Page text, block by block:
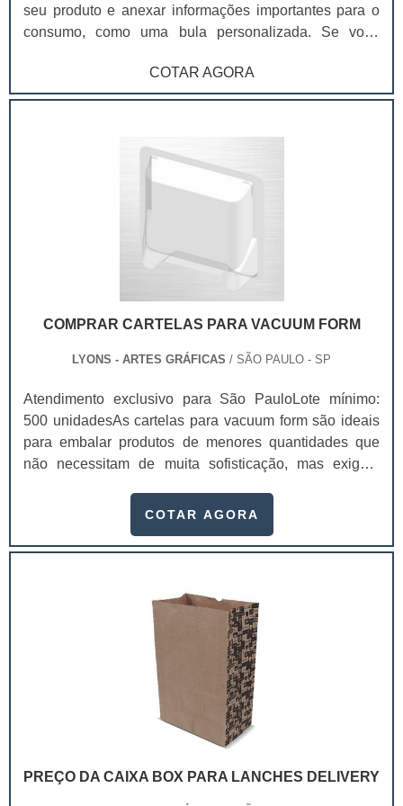
seu produto e anexar informações importantes para o
consumo, como uma bula personalizada. Se você
pode investir em etiquetas coloridas, visando organizar
adequadamente sua loja e o estoque, ou etiquetas
.Vale ressaltar que todo o processo de impressão das
etiquetas adesivas será feito com maquinários
modernos, onde você poderá adquiri-las em rolos por
metragem para facilitar o manuseio, seja para a
que utilizam etiquetas em suas embalagens.
COTAR AGORA
COMPRAR CARTELAS PARA VACUUM FORM
LYONS - ARTES GRÁFICAS / SÃO PAULO - SP
Atendimento exclusivo para São PauloLote mínimo:
500 unidadesAs cartelas para vacuum form são ideais
para embalar produtos de menores quantidades que
não necessitam de muita sofisticação, mas exigem
atributos mais facilmente perceptíveis gerados pelo
uso, conforto, segurança e proteção ao produto.A
que garantem aos nossos clientes o melhor
custo/benefício para você produzir seus materiais. Ao
comprar cartelas para vacuum form os cliente podem
utilizar elas nos mais variados segmentos, seja na linha
de:Encartelados;Automotivos;Produtos
infantis;Industriais;Cosméticos;Dentre outros.Além da
facilidade de negociação, produção e entrega, a
empresa fornecedora garante um processo de
tipo de insumo. Com larga experiência na produção de
COTAR AGORA
PREÇO DA CAIXA BOX PARA LANCHES DELIVERY